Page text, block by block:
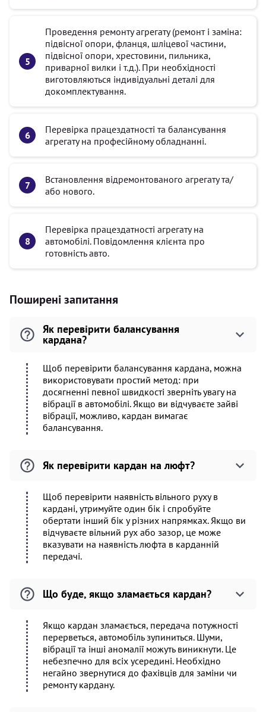
Проведення ремонту агрегату (ремонт і заміна:
підвісної опори, фланця, шліцевої частини,
підвісної опори, хрестовини, пильника,
приварної вилки і т.д.). При необхідності
виготовляються індивідуальні деталі для
докомплектування.
Перевірка працездатності та балансування
агрегату на професійному обладнанні.
Встановлення відремонтованого агрегату та/
або нового.
Перевірка працездатності агрегату на
автомобілі. Повідомлення клієнта про
готовність авто.
Поширені запитання
Як перевірити балансування
кардана?
Щоб перевірити балансування кардана, можна
використовувати простий метод: при
досягненні певної швидкості зверніть увагу на
вібрації в автомобілі. Якщо ви відчуваєте зайві
вібрації, можливо, кардан вимагає
балансування.
Як перевірити кардан на люфт?
Щоб перевірити наявність вільного руху в
кардані, утримуйте один бік і спробуйте
обертати інший бік у різних напрямках. Якщо ви
відчуваєте вільний рух або зазор, це може
вказувати на наявність люфта в карданній
передачі.
Що буде, якщо зламається кардан?
Якщо кардан зламається, передача потужності
перерветься, автомобіль зупиниться. Шуми,
вібрації та інші аномалії можуть виникнути. Це
небезпечно для всіх усередині. Необхідно
негайно звернутися до фахівців для заміни чи
ремонту кардану.